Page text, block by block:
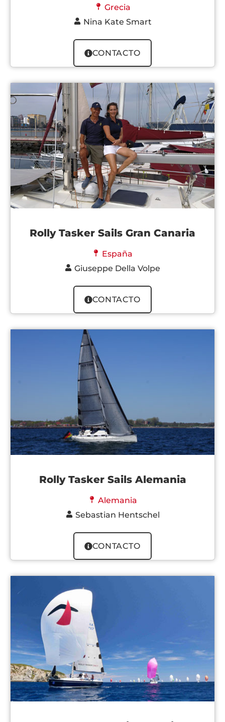
Grecia
Nina Kate Smart
CONTACTO
Rolly Tasker Sails Gran Canaria
España
Giuseppe Della Volpe
CONTACTO
Rolly Tasker Sails Alemania
Alemania
Sebastian Hentschel
CONTACTO